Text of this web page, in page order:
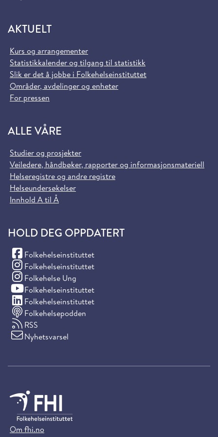
AKTUELT
Kurs og arrangementer
Statistikkalender og tilgang til statistikk
Slik er det å jobbe i Folkehelseinstituttet
Områder, avdelinger og enheter
For pressen
ALLE VÅRE
Studier og prosjekter
Veiledere, håndbøker, rapporter og informasjonsmateriell
Helseregistre og andre registre
Helseundersøkelser
Innhold A til Å
HOLD DEG OPPDATERT
Folkehelseinstituttet
(Facebook)
Folkehelseinstituttet
(Instagram)
Folkehelse Ung
(Instagram)
Folkehelseinstituttet
(YouTube)
Folkehelseinstituttet
(LinkedIn)
Folkehelsepodden
RSS
Nyhetsvarsel
Om fhi.no